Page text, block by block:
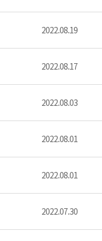
2022.08.19
2022.08.17
2022.08.03
2022.08.01
2022.08.01
2022.07.30